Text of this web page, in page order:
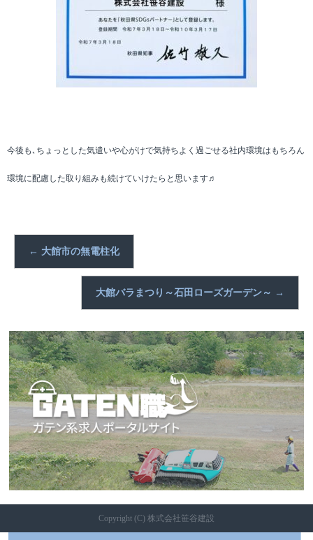
今後も､ちょっとした気遣いや心がけで気持ちよく過ごせる社内環境はもちろん
環境に配慮した取り組みも続けていけたらと思います♬
← 大館市の無電柱化
大館バラまつり～石田ローズガーデン～ →
Copyright (C) 株式会社笹谷建設